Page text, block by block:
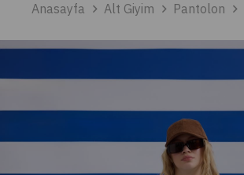
Anasayfa Alt Giyim Pantolon